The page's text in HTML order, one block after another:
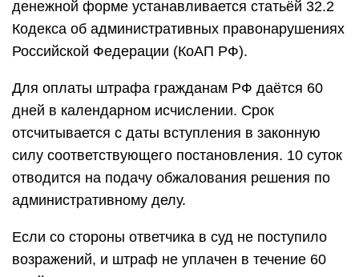
При неуплате административного штрафа в
установленные сроки, принимаются одни из
указанных мер:
штраф в двойном размере, но не менее 1000
р.;
обязательные работы до 50 часов.
В квитанции, которая вручается нарушителю,